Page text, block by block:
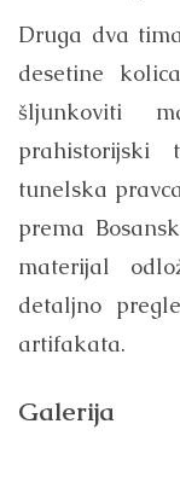
Druga dva
desetine
šljunkoviti
prahistorijski
tunelska
prema
materijal
detaljno
artifakata.
Galerija